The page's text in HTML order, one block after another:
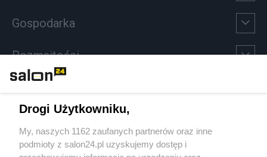
Gospodarka
Rozmaitości
Sport
Społeczeństwo
Drogi Użytkowniku,
My, naszych 1162 zaufanych partnerów oraz inne
podmioty z salon24.pl uzyskujemy dostęp i